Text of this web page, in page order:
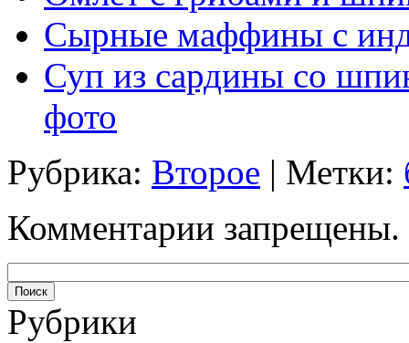
Сырные маффины с
Суп из сардины со
фото
Рубрика: Второе | Метки:
Комментарии запрещены.
Рубрики